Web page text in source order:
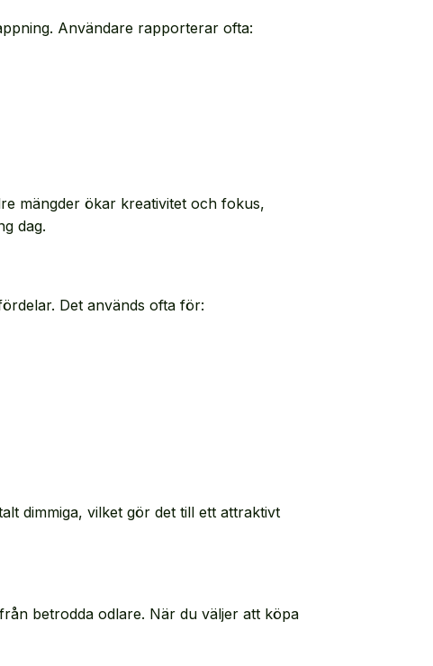
Användare rapporterar ofta:
mängder ökar kreativitet och fokus,
dag.
Det används ofta för:
dimmiga, vilket gör det till ett attraktivt
betrodda odlare. När du väljer att köpa